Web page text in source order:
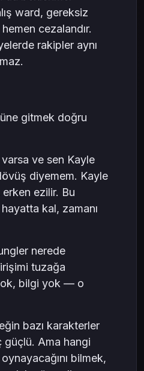
ward, gereksiz
cezalandır.
rakipler aynı
gitmek doğru
ve sen Kayle
diyemem. Kayle
ezilir. Bu
kal, zamanı
nerede
tuzağa
bilgi yok — o
bazı karakterler
güçlü. Ama hangi
bilmek,